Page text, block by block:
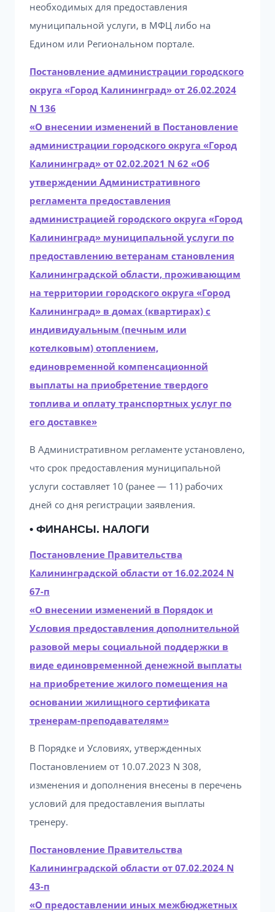
необходимых для предоставления
муниципальной услуги, в МФЦ либо на
Едином или Региональном портале.
Постановление администрации городского
округа «Город Калининград» от 26.02.2024
N 136
«О внесении изменений в Постановление
администрации городского округа «Город
Калининград» от 02.02.2021 N 62 «Об
утверждении Административного
регламента предоставления
администрацией городского округа «Город
Калининград» муниципальной услуги по
предоставлению ветеранам становления
Калининградской области, проживающим
на территории городского округа «Город
Калининград» в домах (квартирах) с
индивидуальным (печным или
котелковым) отоплением,
единовременной компенсационной
выплаты на приобретение твердого
топлива и оплату транспортных услуг по
его доставке»
В Административном регламенте установлено,
что срок предоставления муниципальной
услуги составляет 10 (ранее — 11) рабочих
дней со дня регистрации заявления.
• ФИНАНСЫ. НАЛОГИ
Постановление Правительства
Калининградской области от 16.02.2024 N
67-п
«О внесении изменений в Порядок и
Условия предоставления дополнительной
разовой меры социальной поддержки в
виде единовременной денежной выплаты
на приобретение жилого помещения на
основании жилищного сертификата
тренерам-преподавателям»
В Порядке и Условиях, утвержденных
Постановлением от 10.07.2023 N 308,
изменения и дополнения внесены в перечень
условий для предоставления выплаты
тренеру.
Постановление Правительства
Калининградской области от 07.02.2024 N
43-п
«О предоставлении иных межбюджетных